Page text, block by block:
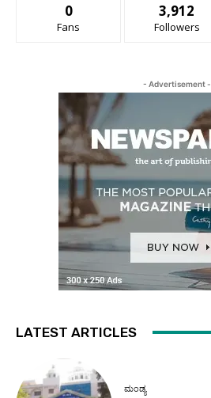
0
Fans
3,912
Followers
- Advertisement -
LATEST ARTICLES
ಮಂಡ್ಯ